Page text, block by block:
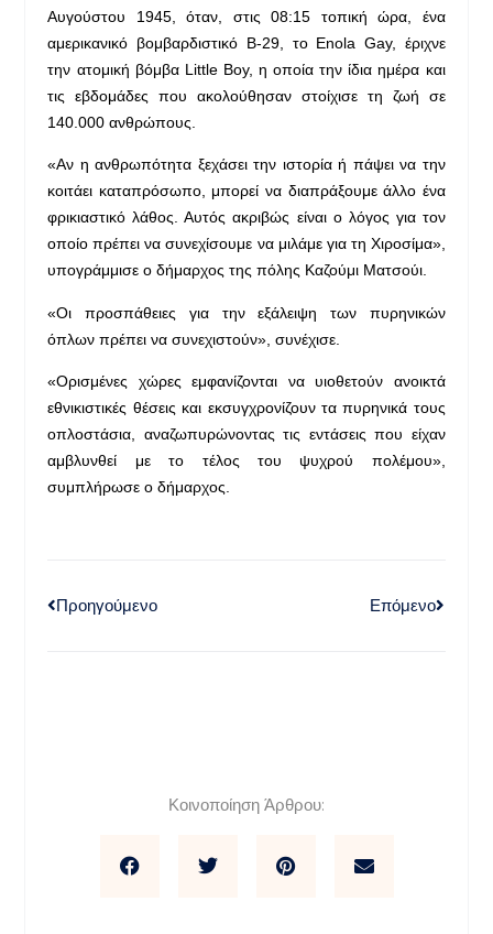
Αυγούστου 1945, όταν, στις 08:15 τοπική ώρα, ένα
αμερικανικό βομβαρδιστικό B-29, το Enola Gay, έριχνε
την ατομική βόμβα Little Boy, η οποία την ίδια ημέρα και
τις εβδομάδες που ακολούθησαν στοίχισε τη ζωή σε
140.000 ανθρώπους.
«Αν η ανθρωπότητα ξεχάσει την ιστορία ή πάψει να την
κοιτάει καταπρόσωπο, μπορεί να διαπράξουμε άλλο ένα
φρικιαστικό λάθος. Αυτός ακριβώς είναι ο λόγος για τον
οποίο πρέπει να συνεχίσουμε να μιλάμε για τη Χιροσίμα»,
υπογράμμισε ο δήμαρχος της πόλης Καζούμι Ματσούι.
«Οι προσπάθειες για την εξάλειψη των πυρηνικών
όπλων πρέπει να συνεχιστούν», συνέχισε.
«Ορισμένες χώρες εμφανίζονται να υιοθετούν ανοικτά
εθνικιστικές θέσεις και εκσυγχρονίζουν τα πυρηνικά τους
οπλοστάσια, αναζωπυρώνοντας τις εντάσεις που είχαν
αμβλυνθεί με το τέλος του ψυχρού πολέμου»,
συμπλήρωσε ο δήμαρχος.
Προηγούμενο Επόμενο
Κοινοποίηση Άρθρου: